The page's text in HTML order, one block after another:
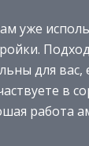
уже
для
в
работа